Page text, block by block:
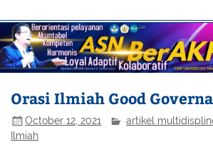
Orasi Ilmiah Good
October 12, 2021 artikel
Ilmiah